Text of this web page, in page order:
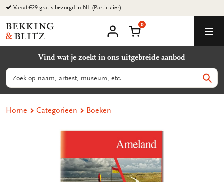
Ga
naar
content
Vanaf €29 gratis bezorgd in NL (Particulier)
Bekking
&
B.V.
account
Winkelmand
0
Vind wat je zoekt in ons uitgebreide aanbod
Zoeken
Home Categorieën Boeken